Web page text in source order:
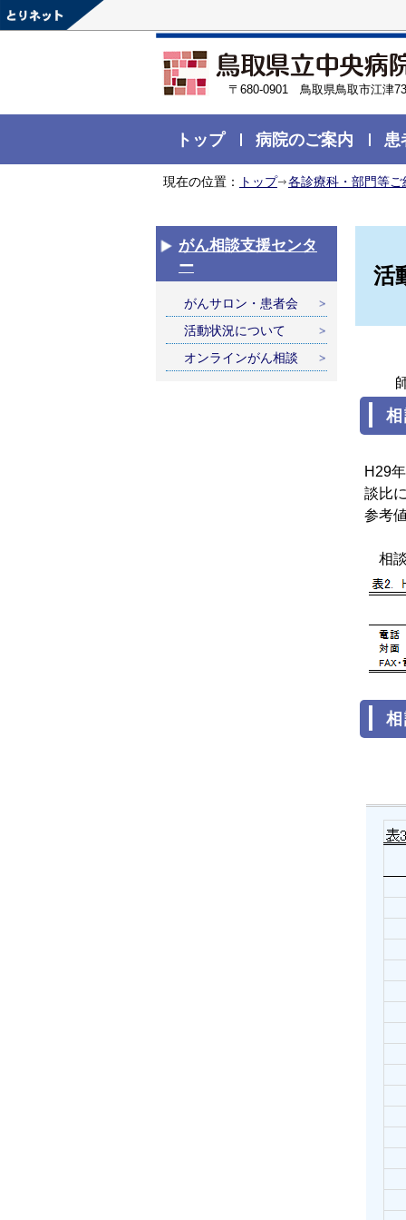
〒680-0901 鳥取県鳥取市江津
トップ 病院のご案内 患
現在の位置： トップ 各診療科・部門等ご
がん相談支援センタ
ー
がんサロン・患者会
活動状況について
オンラインがん相談
活
H29
談比
参考
相談